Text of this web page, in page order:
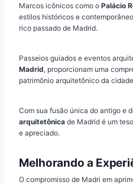
Marcos icônicos como o Palácio
estilos históricos e
rico passado de Madrid.
Passeios guiados e eventos
Madrid, proporcionam uma
patrimônio arquitetônico da
Com sua fusão única do antigo e
arquitetônica de Madrid é um
e apreciado.
Melhorando a
O compromisso de Madri em